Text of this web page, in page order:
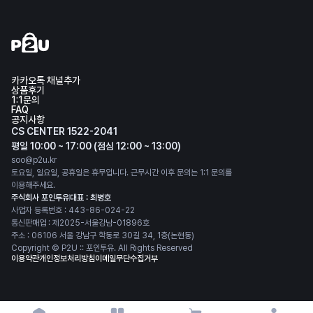
카카오톡 채널추가
상품후기
1:1문의
FAQ
공지사항
CS CENTER 1522-2041
평일 10:00 ~ 17:00 (점심 12:00 ~ 13:00)
soo@p2u.kr
토요일, 일요일, 공휴일은 휴무입니다. 근무시간 이후 문의는 1:1 문의를
이용해주세요.
주식회사 포인투유대표 : 최병호
사업자 등록번호 : 443-86-024-22
통신판매업 : 제2025-서울강남-01896호
주소 : 06106 서울 강남구 학동로 30길 34, 1층(논현동)
Copyright © P2U :: 포인투유. All Rights Reserved
이용약관개인정보처리방침이메일무단수집거부